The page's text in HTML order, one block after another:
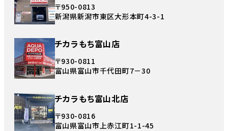
〒950-0813
新潟県新潟市東区大形本町4-3-1
チカラもち富山店
〒930-0811
富山県富山市千代田町7－30
チカラもち富山北店
〒930-0816
富山県富山市上赤江町1-1-45